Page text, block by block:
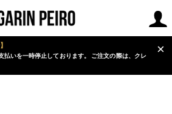
払いを一時停止しております。 ご注文の際は、クレ
×